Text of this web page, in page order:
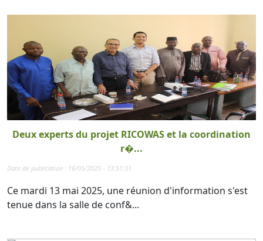
Deux experts du projet RICOWAS et la coordination
r�...
Date de publication : 16/05/2025 - 13:51:31
Ce mardi 13 mai 2025, une réunion d'information s'est
tenue dans la salle de conf&...